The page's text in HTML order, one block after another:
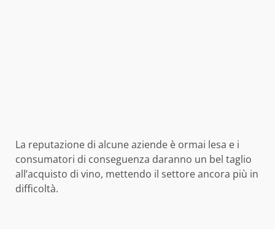
La reputazione di alcune aziende è ormai lesa e i
consumatori di conseguenza daranno un bel taglio
all’acquisto di vino, mettendo il settore ancora più in
difficoltà.